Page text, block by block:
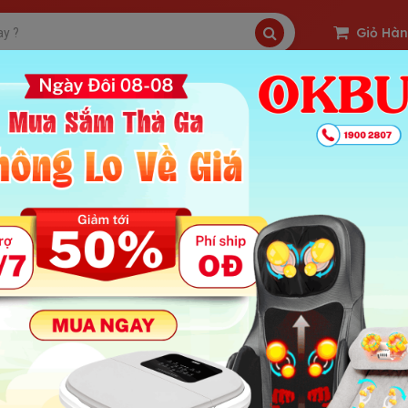
Giỏ
SP Freeship OKBUY Deal Sản Phẩm Hot
ghế massage giá rẻ hay ghế massage cao cấp?
: 2539 | Ngày Đăng Tin: 05-05-2021
Chính Bài
ghế massage giá rẻ hay ghế massage cao cấp?
massage có mấy loại?
Ghế massage giá rẻ
Ghế massage cao cấp
mua ghế massage giá rẻ hay ghế massage cao cấp?